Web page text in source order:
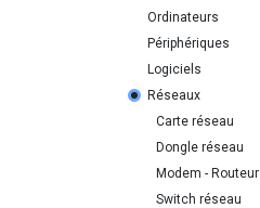
Ordinateurs
Périphériques
Logiciels
Réseaux
Carte réseau
Dongle réseau
Modem - Routeur
Switch réseau